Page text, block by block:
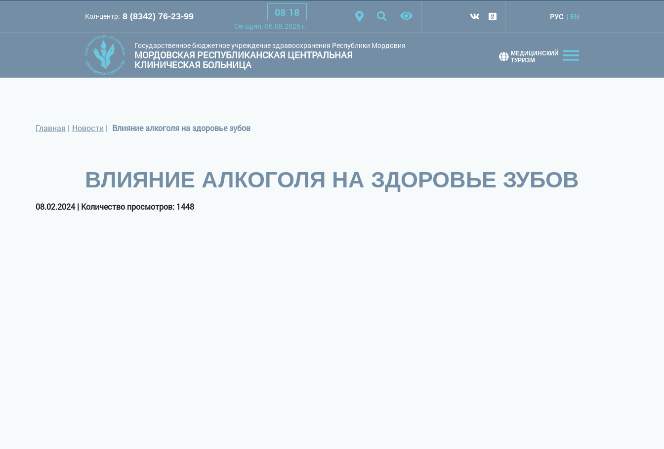
Шрифт: A A A Белая схема Черная схема Обычный сайт
Кол-центр: 8 (8342) 76-23-99 08 18
Cегодня: 06.08.2026 г.
РУС EN
Государственное бюджетное учреждение здравоохранения Республики Мордовия
МОРДОВСКАЯ РЕСПУБЛИКАНСКАЯ ЦЕНТРАЛЬНАЯ
КЛИНИЧЕСКАЯ БОЛЬНИЦА
МЕДИЦИНСКИЙ
ТУРИЗМ
Главная | Новости | Влияние алкоголя на здоровье зубов
ВЛИЯНИЕ АЛКОГОЛЯ НА ЗДОРОВЬЕ ЗУБОВ
08.02.2024 | Количество просмотров: 1448